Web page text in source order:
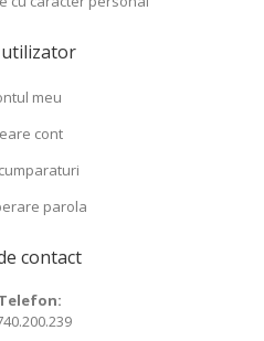
meu
cont
parola
contact
Telefon: